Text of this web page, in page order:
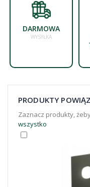
DARMOWA
WYSYŁKA
PRODUKTY
Zaznacz produkty,
wszystko